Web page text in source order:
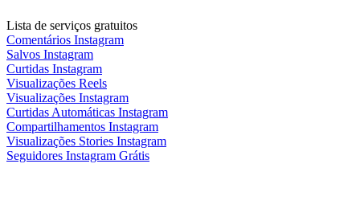
Lista de serviços gratuitos
Comentários Instagram
Salvos Instagram
Curtidas Instagram
Visualizações Reels
Visualizações Instagram
Curtidas Automáticas Instagram
Compartilhamentos Instagram
Visualizações Stories Instagram
Seguidores Instagram Grátis